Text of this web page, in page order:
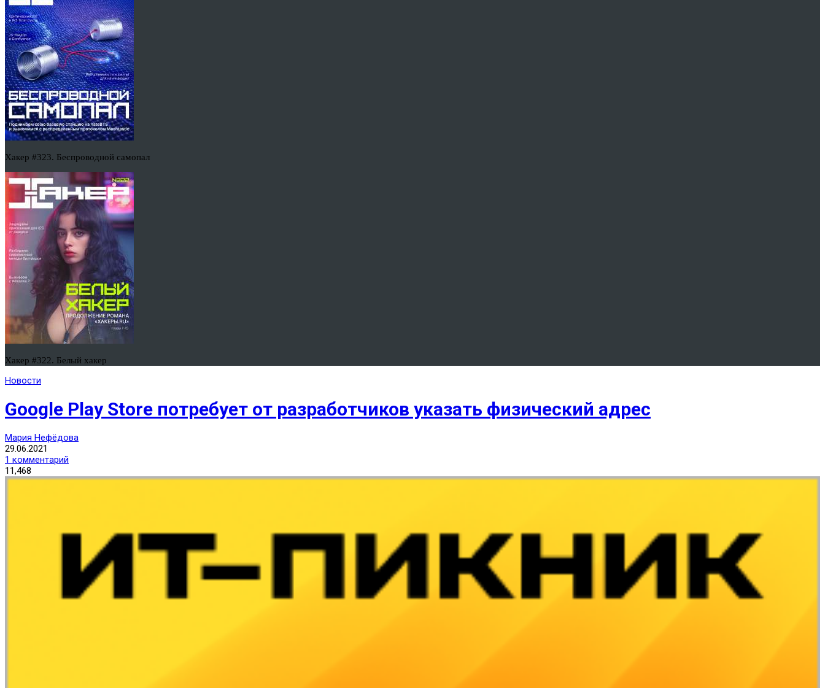
Хакер #323. Беспроводной самопал
Хакер #322. Белый хакер
Новости
Google Play Store потребует от разработчиков указать физический адрес
Мария Нефёдова
29.06.2021
1 комментарий
11,468